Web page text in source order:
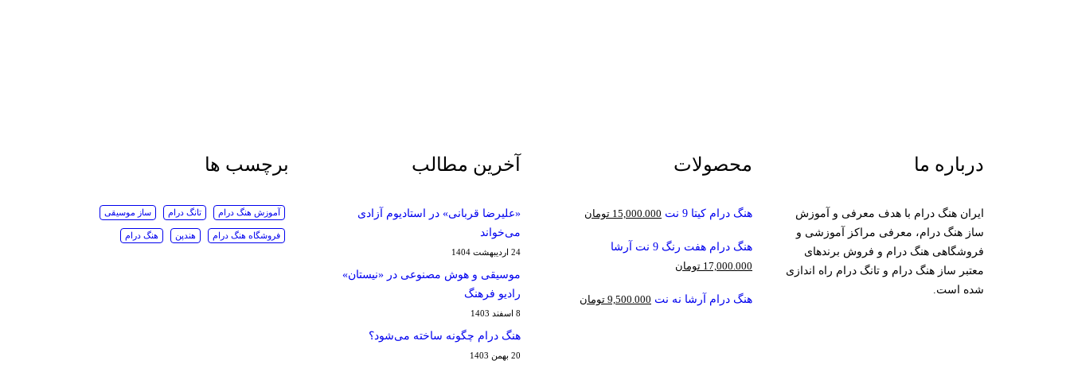
درباره ما
ایران هنگ درام با هدف معرفی و آموزش
ساز هنگ درام، معرفی مراکز آموزشی و
فروشگاهی هنگ درام و فروش برندهای
معتبر ساز هنگ درام و تانگ درام راه اندازی
شده است.
محصولات
هنگ درام کیتا 9 نت 15,000.000 تومان
هنگ درام هفت رنگ 9 نت آرشا
17,000.000 تومان
هنگ درام آرشا نه نت 9,500.000 تومان
آخرین مطالب
«علیرضا قربانی» در استادیوم آزادی
می‌خواند
24 اردیبهشت 1404
موسیقی و هوش مصنوعی در «نیستان»
رادیو فرهنگ
8 اسفند 1403
هنگ درام چگونه ساخته می‌شود؟
20 بهمن 1403
برچسب ها
آموزش هنگ درام تانگ درام ساز موسیقی
فروشگاه هنگ درام هندپن هنگ درام